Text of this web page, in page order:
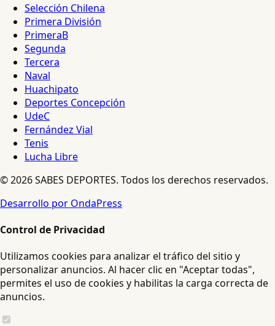
Selección Chilena
Primera División
PrimeraB
Segunda
Tercera
Naval
Huachipato
Deportes Concepción
UdeC
Fernández Vial
Tenis
Lucha Libre
© 2026 SABES DEPORTES. Todos los derechos reservados.
Desarrollo por OndaPress
Control de Privacidad
Utilizamos cookies para analizar el tráfico del sitio y
personalizar anuncios. Al hacer clic en "Aceptar todas",
permites el uso de cookies y habilitas la carga correcta de
anuncios.